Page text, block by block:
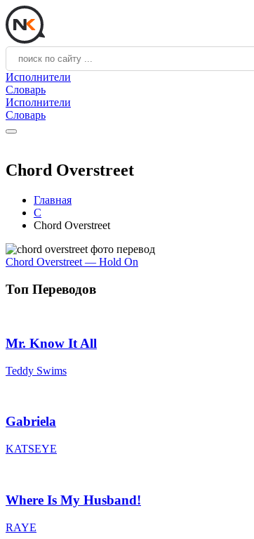
Исполнители
Словарь
Исполнители
Словарь
Chord Overstreet
Главная
C
Chord Overstreet
Chord Overstreet — Hold On
Топ Переводов
Mr. Know It All
Teddy Swims
Gabriela
KATSEYE
Where Is My Husband!
RAYE